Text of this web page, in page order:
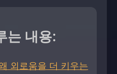
는 내용:
외로움을 더 키우는